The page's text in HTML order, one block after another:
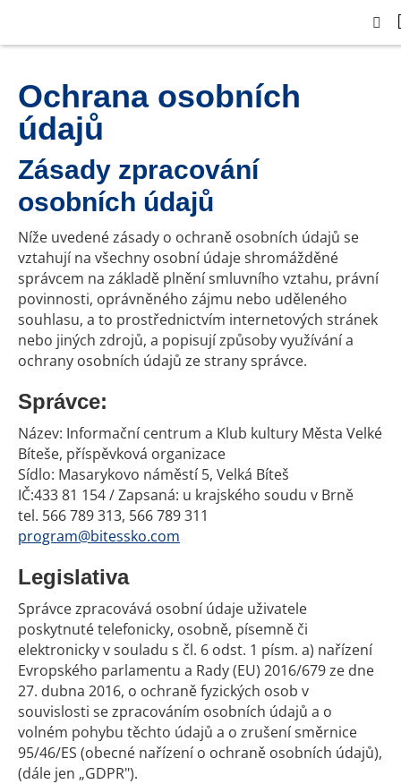
Ochrana osobních
údajů
Zásady zpracování
osobních údajů
Níže uvedené zásady o ochraně osobních údajů se
vztahují na všechny osobní údaje shromážděné
správcem na základě plnění smluvního vztahu, právní
povinnosti, oprávněného zájmu nebo uděleného
souhlasu, a to prostřednictvím internetových stránek
nebo jiných zdrojů, a popisují způsoby využívání a
ochrany osobních údajů ze strany správce.
Správce:
Název: Informační centrum a Klub kultury Města Velké
Bíteše, příspěvková organizace
Sídlo: Masarykovo náměstí 5, Velká Bíteš
IČ:433 81 154 / Zapsaná: u krajského soudu v Brně
tel. 566 789 313, 566 789 311
program@bitessko.com
Legislativa
Správce zpracovává osobní údaje uživatele
poskytnuté telefonicky, osobně, písemně či
elektronicky v souladu s čl. 6 odst. 1 písm. a) nařízení
Evropského parlamentu a Rady (EU) 2016/679 ze dne
27. dubna 2016, o ochraně fyzických osob v
souvislosti se zpracováním osobních údajů a o
volném pohybu těchto údajů a o zrušení směrnice
95/46/ES (obecné nařízení o ochraně osobních údajů),
(dále jen „GDPR").